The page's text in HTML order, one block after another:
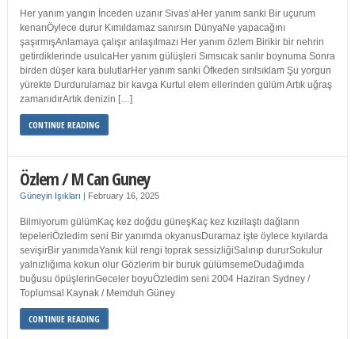
Her yanım yangın İnceden uzanır Sivas’aHer yanım sanki Bir uçurum
kenarıÖylece durur Kımıldamaz sanırsın DünyaNe yapacağını
şaşırmışAnlamaya çalışır anlaşılmazı Her yanım özlem Birikir bir nehrin
getirdiklerinde usulcaHer yanım gülüşleri Sımsıcak sarılır boynuma Sonra
birden düşer kara bulutlarHer yanım sanki Öfkeden sırılsıklam Şu yorgun
yürekte Durdurulamaz bir kavga Kurtul elem ellerinden gülüm Artık uğraş
zamanıdırArtık denizin […]
CONTINUE READING
Özlem / M Can Guney
Güneyin Işıkları | February 16, 2025
Bilmiyorum gülümKaç kez doğdu güneşKaç kez kızıllaştı dağların
tepeleriÖzledim seni Bir yanımda okyanusDuramaz işte öylece kıyılarda
sevişirBir yanımdaYanık kül rengi toprak sessizliğiSalınıp dururSokulur
yalnızlığıma kokun olur Gözlerim bir buruk gülümsemeDudağımda
buğusu öpüşlerinGeceler boyuÖzledim seni 2004 Haziran Sydney /
Toplumsal Kaynak / Memduh Güney
CONTINUE READING